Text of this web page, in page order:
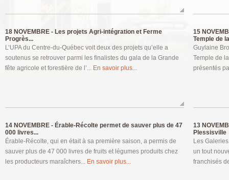
18 NOVEMBRE - Les projets Agri-intégration et Ferme
Progrès...
L’UPA du Centre-du-Québec voit deux des projets qu’elle a
soutenus se retrouver parmi les finalistes du gala de la Grande
fête agricole et forestière de l’... En savoir plus...
15
Temple de
Guylaine
Temple de
présentés
14 NOVEMBRE - Érable-Récolte permet de sauver plus de 47
000 livres...
Érable-Récolte, qui en était à sa première saison, a permis de
sauver plus de 47 000 livres de fruits et légumes produits chez
les producteurs maraîchers... En savoir plus...
13
Plessisville
Les
un tout
franchisés